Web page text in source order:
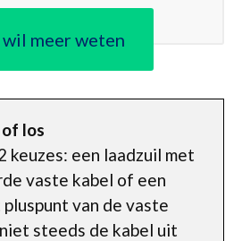
wil meer weten
los
keuzes: een laadzuil met
vaste kabel of een
van de vaste
steeds de kabel uit